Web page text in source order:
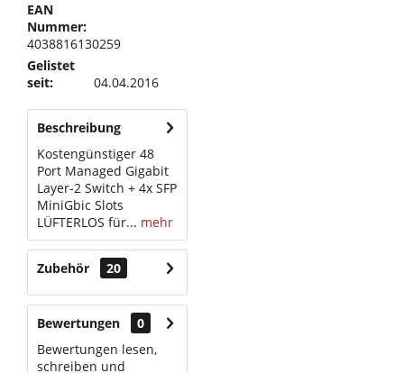
EAN
Nummer:
4038816130259
Gelistet
seit:
04.04.2016
Beschreibung
Kostengünstiger 48
Port Managed Gigabit
Layer-2 Switch + 4x SFP
MiniGbic Slots
LÜFTERLOS für... mehr
Zubehör 20
Bewertungen
0
Bewertungen lesen,
schreiben und